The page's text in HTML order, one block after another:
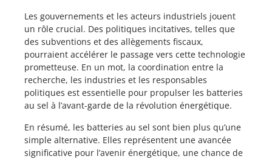
Les gouvernements et les acteurs industriels jouent
un rôle crucial. Des politiques incitatives, telles que
des subventions et des allègements fiscaux,
pourraient accélérer le passage vers cette technologie
prometteuse. En un mot, la coordination entre la
recherche, les industries et les responsables
politiques est essentielle pour propulser les batteries
au sel à l’avant-garde de la révolution énergétique.
En résumé, les batteries au sel sont bien plus qu’une
simple alternative. Elles représentent une avancée
significative pour l’avenir énergétique, une chance de